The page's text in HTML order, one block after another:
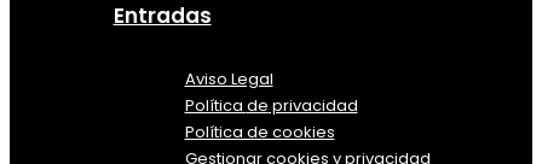
Entradas
Aviso Legal
Política de privacidad
Política de cookies
Gestionar cookies y privacidad